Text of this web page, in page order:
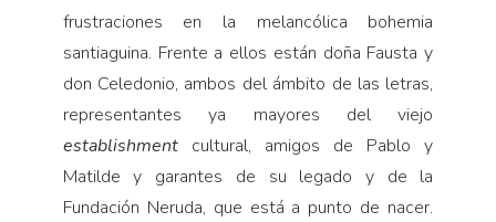
frustraciones en la melancólica bohemia
santiaguina. Frente a ellos están doña Fausta y
don Celedonio, ambos del ámbito de las letras,
representantes ya mayores del viejo
establishment cultural, amigos de Pablo y
Matilde y garantes de su legado y de la
Fundación Neruda, que está a punto de nacer.